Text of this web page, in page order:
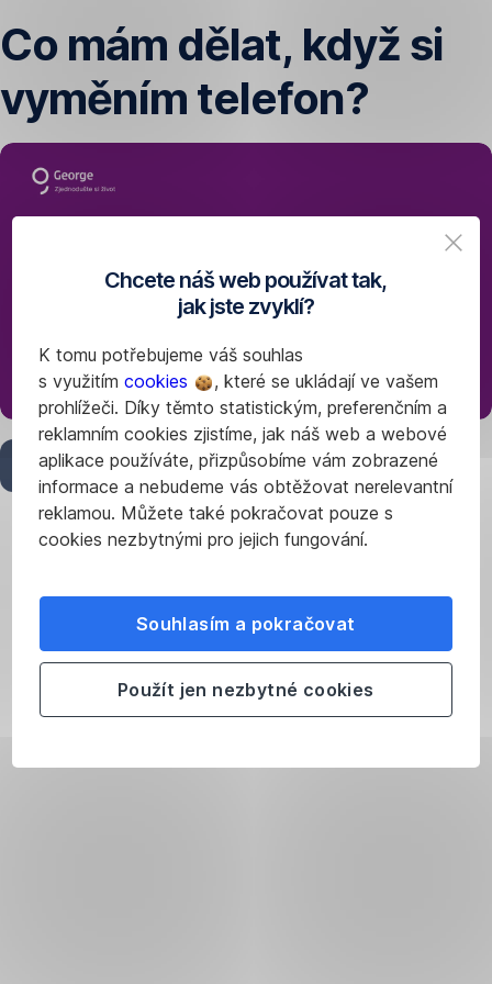
Chcete náš web používat tak,
jak jste zvyklí?
K tomu potřebujeme váš souhlas
s využitím cookies
, které se ukládají ve vašem
prohlížeči. Díky těmto statistickým, preferenčním a
reklamním cookies zjistíme, jak náš web a webové
aplikace používáte, přizpůsobíme vám zobrazené
informace a nebudeme vás obtěžovat nerelevantní
reklamou. Můžete také pokračovat pouze s
cookies nezbytnými pro jejich fungování.
Souhlasím a pokračovat
Použít jen nezbytné cookies
navigaci
Co mám dělat, když si
vyměním telefon?
1/22